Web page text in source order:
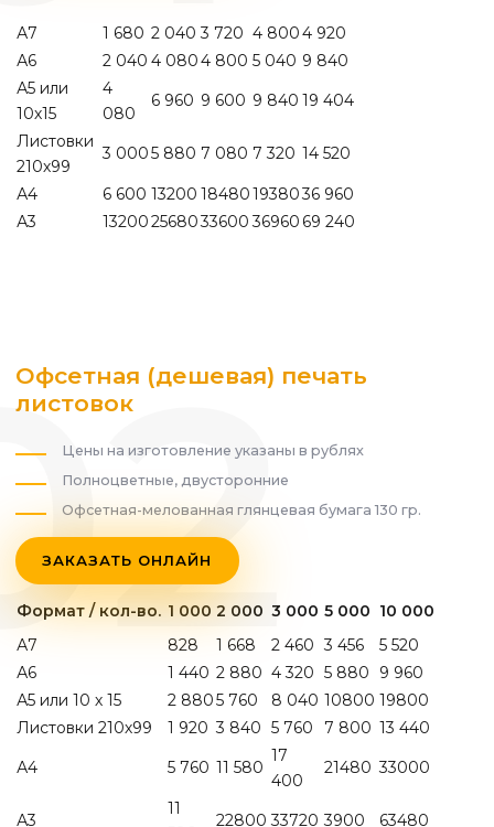
А7 1 680 2 040 3 720 4 8004 920
А6
2 040 4 0804 800 5 040 9 840
А5 или
10х15
4
080
6 960 9 600 9 840 19 404
Листовки
210х99
3 0005 880 7 080 7 320 14 520
А4 6 600 13200 184801938036 960
А3
132002568033600 36960 69 240
Офсетная (дешевая) печать
листовок
Цены на изготовление указаны в рублях
Полноцветные, двусторонние
Офсетная-мелованная глянцевая бумага 130 гр.
ЗАКАЗАТЬ ОНЛАЙН
Формат / кол-во. 1 000 2 000 3 000 5 000 10 000
А7
828 1 668 2 460 3 456
5 520
А6
1 440 2 880 4 320 5 880
9 960
А5 или 10 х 15
2 8805 760 8 040 10800 19800
Листовки 210х99
1 920 3 840 5 760 7 800 13 440
А4
5 760 11 580
17
400
21480 33000
А3
11
22800 33720 3900 63480